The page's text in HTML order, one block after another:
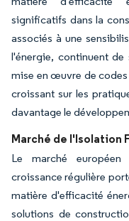
significatifs dans la
associés à une
l'énergie, continuent de
mise en œuvre de
croissant sur les
davantage le
Marché de l'Isolation
Le marché
croissance régulière
matière d'efficacité
solutions de